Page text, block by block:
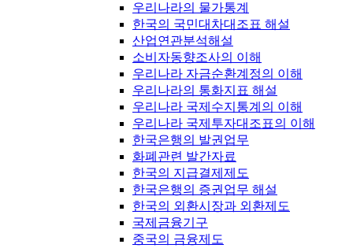
우리나라의 물가통계
한국의 국민대차대조표 해설
산업연관분석해설
소비자동향조사의 이해
우리나라 자금순환계정의 이해
우리나라의 통화지표 해설
우리나라 국제수지통계의 이해
우리나라 국제투자대조표의 이해
한국은행의 발권업무
화폐관련 발간자료
한국의 지급결제제도
한국은행의 증권업무 해설
한국의 외환시장과 외환제도
국제금융기구
중국의 금융제도